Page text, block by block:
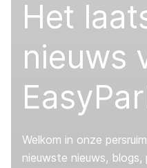
Het
nieuws
Welkom in onze
nieuwste nieuws,